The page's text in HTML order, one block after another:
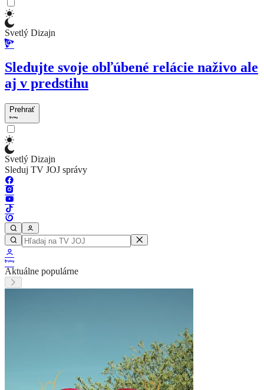
Svetlý Dizajn
Sledujte svoje obľúbené relácie naživo ale
aj v predstihu
Prehrať
Svetlý Dizajn
Sleduj TV JOJ správy
Aktuálne populárne